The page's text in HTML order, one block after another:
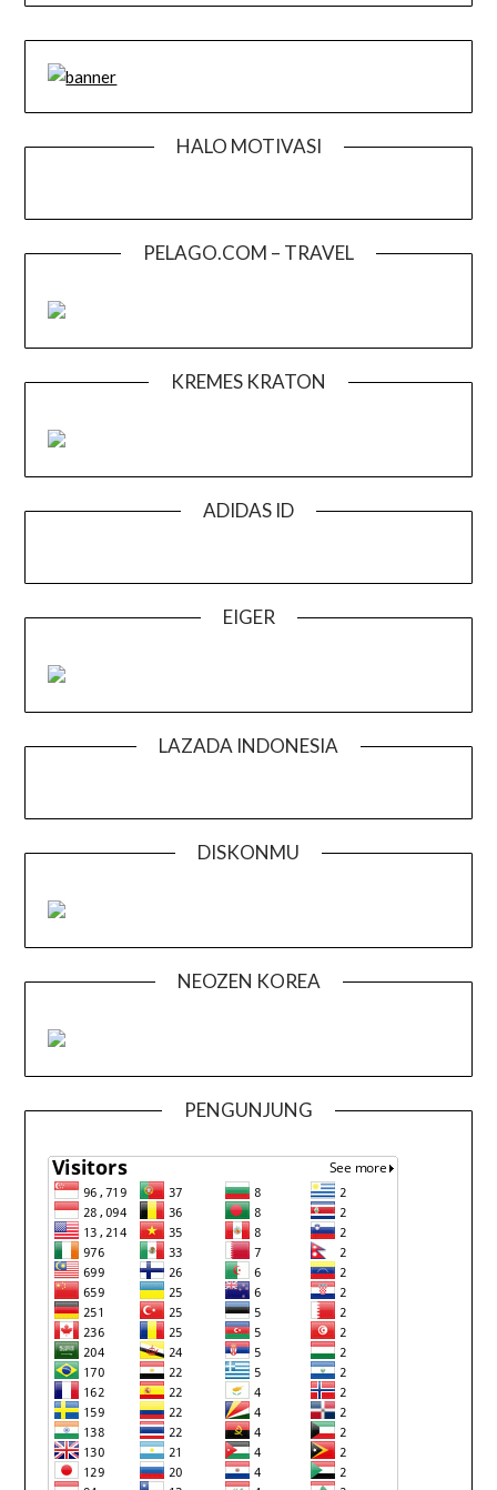
HALO MOTIVASI
PELAGO.COM – TRAVEL
KREMES KRATON
ADIDAS ID
EIGER
LAZADA INDONESIA
DISKONMU
NEOZEN KOREA
PENGUNJUNG